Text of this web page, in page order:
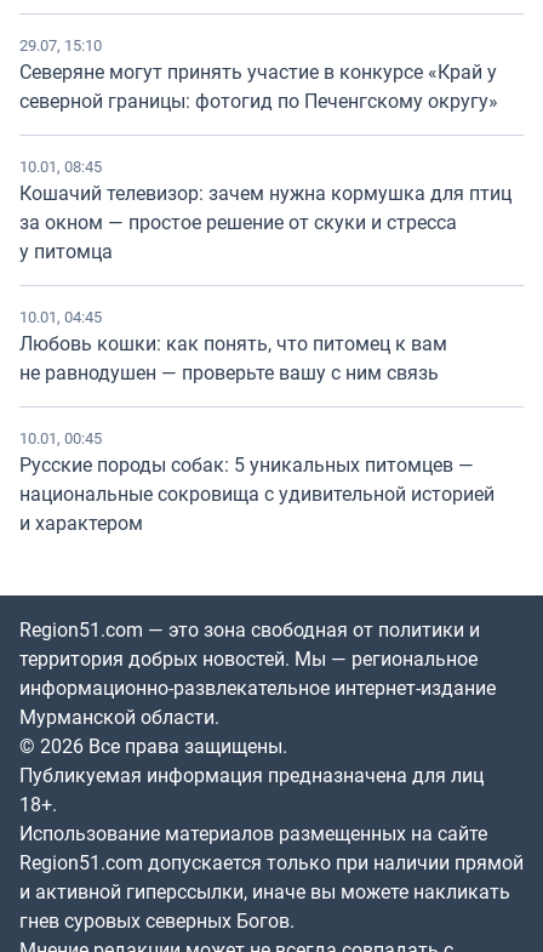
29.07, 15:10
Северяне могут принять участие в конкурсе «Край у
северной границы: фотогид по Печенгскому округу»
10.01, 08:45
Кошачий телевизор: зачем нужна кормушка для птиц
за окном — простое решение от скуки и стресса
у питомца
10.01, 04:45
Любовь кошки: как понять, что питомец к вам
не равнодушен — проверьте вашу с ним связь
10.01, 00:45
Русские породы собак: 5 уникальных питомцев —
национальные сокровища с удивительной историей
и характером
Region51.com — это зона свободная от политики и
территория добрых новостей. Мы — региональное
информационно-развлекательное интернет-издание
Мурманской области.
© 2026 Все права защищены.
Публикуемая информация предназначена для лиц
18+.
Использование материалов размещенных на сайте
Region51.com допускается только при наличии прямой
и активной гиперссылки, иначе вы можете накликать
гнев суровых северных Богов.